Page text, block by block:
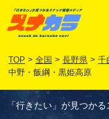
TOP > 全国 > 長野県 > 千
中野・飯綱・黒姫高原
「行きたい」が見つか